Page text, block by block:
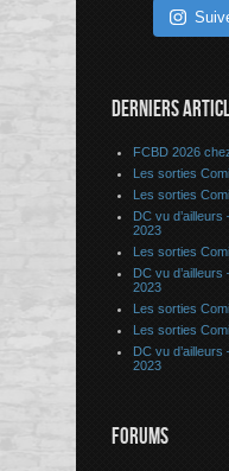
DERNIERS
FCBD 2026
Les sorties
Les sorties
DC vu
2023
Les sorties
DC vu
2023
Les sorties
Les sorties
DC vu
2023
FORUMS